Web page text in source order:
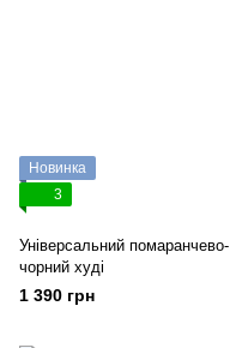
Новинка
3
Універсальний помаранчево-
чорний худі
1 390 грн